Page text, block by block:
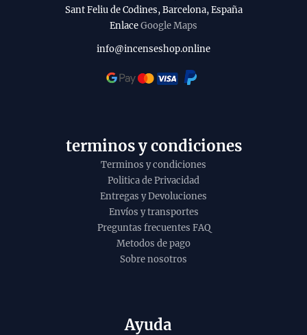
Sant Feliu de Codines, Barcelona, España
EnlaceGoogle Maps
info@incenseshop.online
terminos y condiciones
Terminos y condiciones
Politica de Privacidad
Entregas y Devoluciones
Envíos y transportes
Preguntas frecuentes FAQ
Metodos de pago
Sobre nosotros
Ayuda